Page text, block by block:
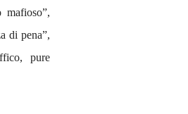
di pena”,
pure